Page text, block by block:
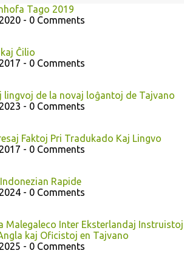
Tago 2019
- 0 Comments
Ĉilio
- 0 Comments
lingvoj de la novaj loĝantoj de Tajvano
- 0 Comments
Faktoj Pri Tradukado Kaj Lingvo
- 0 Comments
Rapide
- 0 Comments
Malegaleco Inter Eksterlandaj Instruistoj
kaj Oficistoj en Tajvano
- 0 Comments